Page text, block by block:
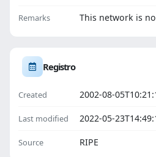
Remarks This network is
Registro
Created 2002-08-
Last modified 2022-05-
Source RIPE